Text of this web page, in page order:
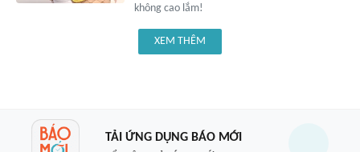
không cao lắm!
XEM THÊM
TẢI ỨNG DỤNG BÁO MỚI